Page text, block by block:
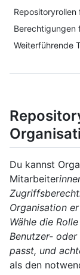
Berechtigungen
Weiterführende
Du kannst
Mitarbeiter
Organisation
Wähle die
Benutzer-
passt, und
als den